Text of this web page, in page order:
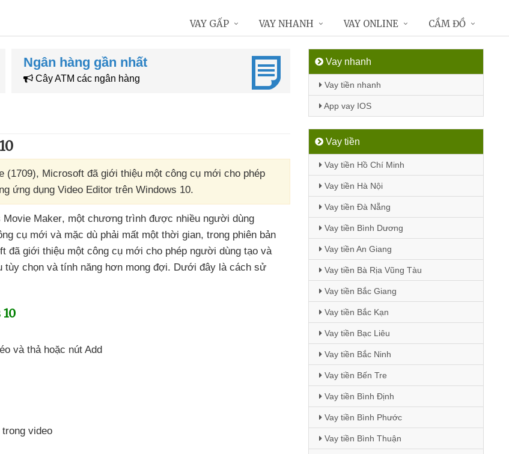
Ngân hàng gần nhất
Cây ATM các ngân hàng
(1709), Microsoft đã giới thiệu một công cụ mới cho phép
ứng dụng Video Editor trên Windows 10.
Movie Maker, một chương trình được nhiều người dùng
cụ mới và mặc dù phải mất một thời gian, trong phiên bản
đã giới thiệu một công cụ mới cho phép người dùng tạo và
tùy chọn và tính năng hơn mong đợi. Dưới đây là cách sử
và thả hoặc nút Add
video
Vay nhanh
Vay tiền nhanh
App vay IOS
Vay tiền
Vay tiền Hồ Chí Minh
Vay tiền Hà Nội
Vay tiền Đà Nẵng
Vay tiền Bình Dương
Vay tiền An Giang
Vay tiền Bà Rịa Vũng Tàu
Vay tiền Bắc Giang
Vay tiền Bắc Kạn
Vay tiền Bạc Liêu
Vay tiền Bắc Ninh
Vay tiền Bến Tre
Vay tiền Bình Định
Vay tiền Bình Phước
Vay tiền Bình Thuận
VAY GẤP VAY NHANH VAY ONLINE CẦM ĐỒ